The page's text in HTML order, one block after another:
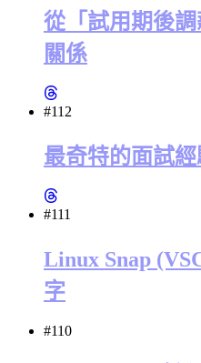
從「試用期後
關係
#112
最奇特的面試經
#111
Linux Snap
字
#110